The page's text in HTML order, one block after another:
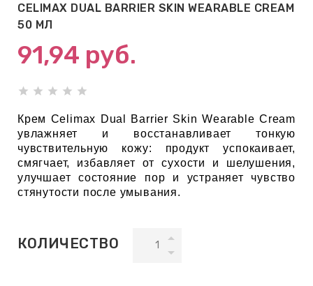
ПАТЧИ
CELIMAX DUAL BARRIER SKIN WEARABLE CREAM
50 МЛ
91,94 руб.
Крем Celimax Dual Barrier Skin Wearable Cream
увлажняет и восстанавливает тонкую
чувствительную кожу: продукт успокаивает,
смягчает, избавляет от сухости и шелушения,
улучшает состояние пор и устраняет чувство
стянутости после умывания.
КОЛИЧЕСТВО